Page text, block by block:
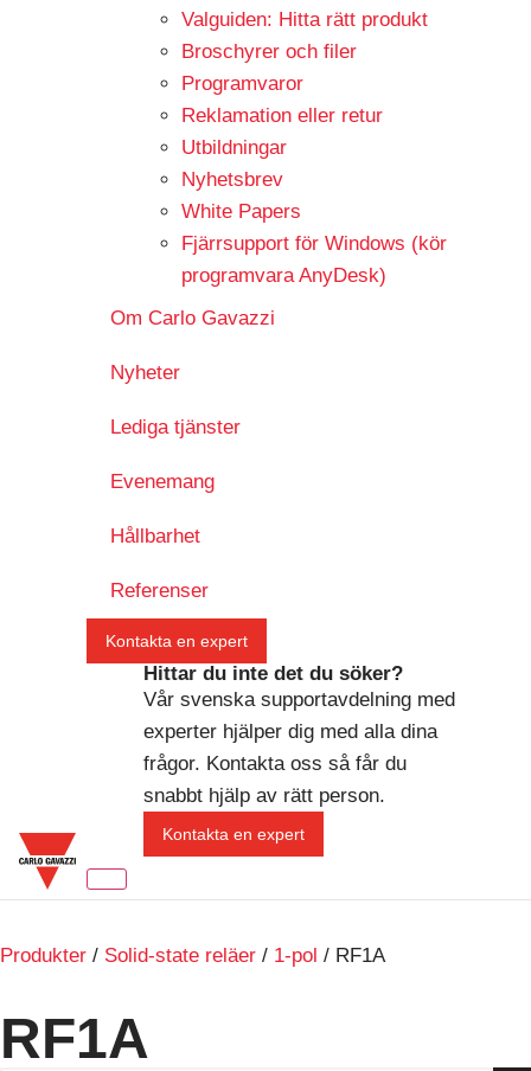
Valguiden: Hitta rätt produkt
Broschyrer och filer
Programvaror
Reklamation eller retur
Utbildningar
Nyhetsbrev
White Papers
Fjärrsupport för Windows (kör
programvara AnyDesk)
Om Carlo Gavazzi
Nyheter
Lediga tjänster
Evenemang
Hållbarhet
Referenser
Kontakta en expert
Hittar du inte det du söker?
Vår svenska supportavdelning med
experter hjälper dig med alla dina
frågor. Kontakta oss så får du
snabbt hjälp av rätt person.
Kontakta en expert
Produkter / Solid-state reläer / 1-pol / RF1A
RF1A